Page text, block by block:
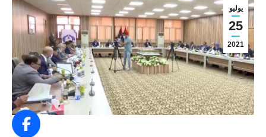
يوليو
25
2021